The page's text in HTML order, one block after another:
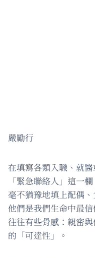
嚴勵行
在填寫各類入職、就
「緊急聯絡人」這一
毫不猶豫地填上配偶
他們是我們生命中最
往往有些骨感：親密
的「可達性」。